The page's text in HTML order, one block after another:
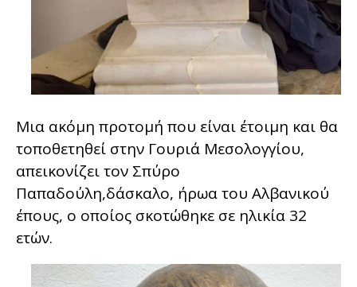
Μια ακόμη προτομή που είναι έτοιμη και θα
τοποθετηθεί στην Γουριά Μεσολογγίου,
απεικονίζει τον Σπύρο
Παπαδούλη,δάσκαλο, ήρωα του Αλβανικού
έπους, ο οποίος σκοτώθηκε σε ηλικία 32
ετών.